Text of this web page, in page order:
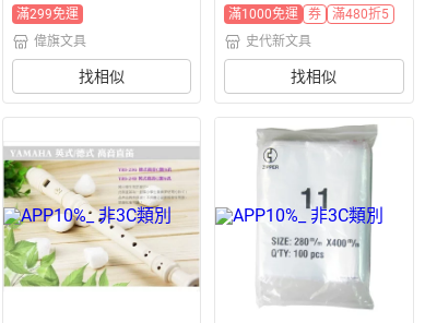
滿299免運
偉旗文具
找相似
滿1000免運
券
滿480折5
史代新文具
找相似